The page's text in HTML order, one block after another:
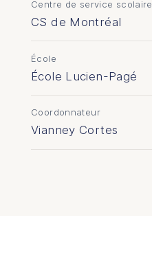
Centre de service scolaire
CS de Montréal
École
École Lucien-Pagé
Coordonnateur
Vianney Cortes